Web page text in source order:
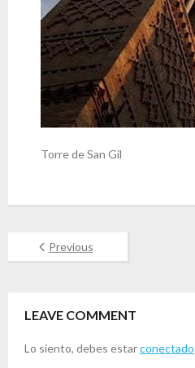
Torre de San Gil
Previous
LEAVE COMMENT
Lo siento, debes estarconectado